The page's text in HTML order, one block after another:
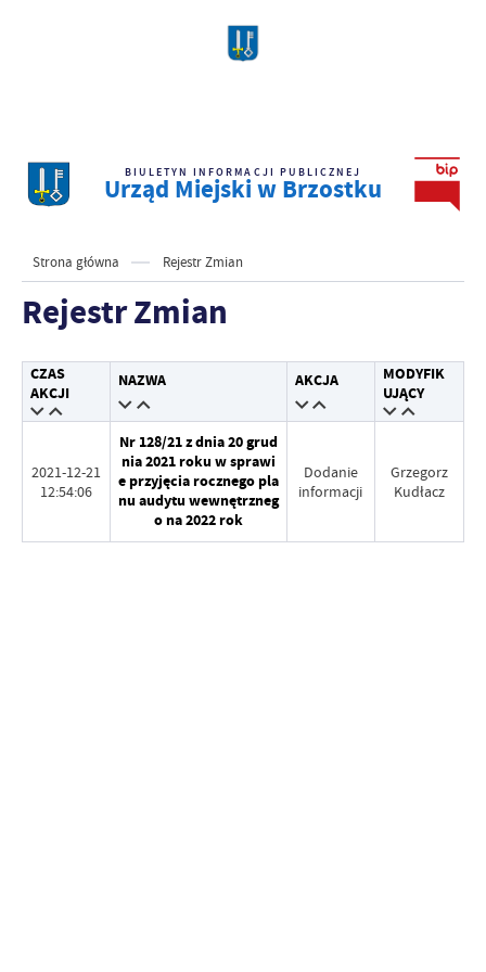
BIULETYN INFORMACJI PUBLICZNEJ
Urząd Miejski w Brzostku
Strona główna Rejestr Zmian
Rejestr Zmian
CZAS
AKCJI
NAZWA AKCJA
MODYFIK
UJĄCY
2021-12-21
12:54:06
Nr 128/21 z dnia 20 grud
nia 2021 roku w sprawi
e przyjęcia rocznego pla
nu audytu wewnętrzneg
o na 2022 rok
Dodanie
informacji
Grzegorz
Kudłacz